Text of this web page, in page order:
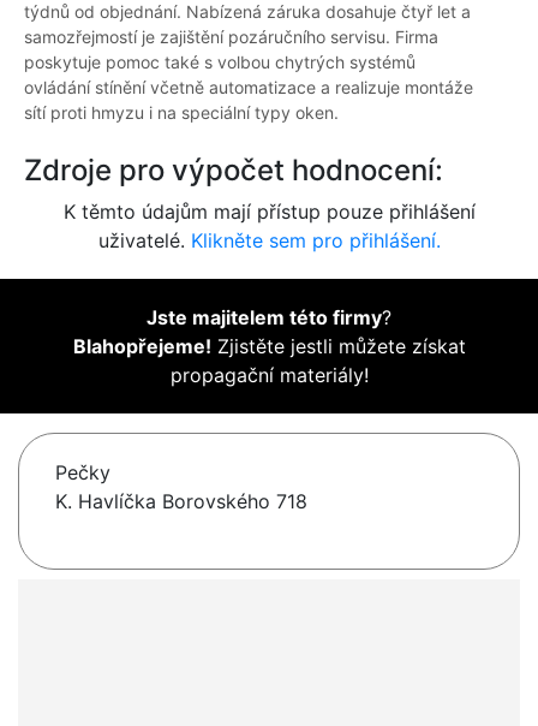
týdnů od objednání. Nabízená záruka dosahuje čtyř let a
samozřejmostí je zajištění pozáručního servisu. Firma
poskytuje pomoc také s volbou chytrých systémů
ovládání stínění včetně automatizace a realizuje montáže
sítí proti hmyzu i na speciální typy oken.
Zdroje pro výpočet hodnocení:
K těmto údajům mají přístup pouze přihlášení
uživatelé. Klikněte sem pro přihlášení.
Jste majitelem této firmy?
Blahopřejeme! Zjistěte jestli můžete získat
propagační materiály!
Pečky
K. Havlíčka Borovského 718